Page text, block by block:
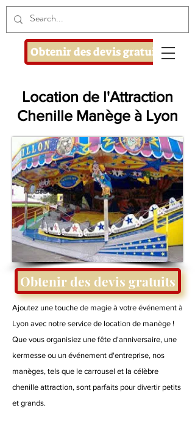
Obtenir des devis gratuits
Location de l'Attraction
Chenille Manège à Lyon
Obtenir des devis gratuits
Ajoutez une touche de magie à votre événement à
Lyon avec notre service de location de manège !
Que vous organisiez une fête d'anniversaire, une
kermesse ou un événement d'entreprise, nos
manèges, tels que le carrousel et la célèbre
chenille attraction, sont parfaits pour divertir petits
et grands.